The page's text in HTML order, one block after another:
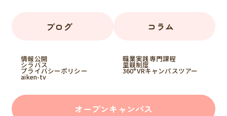
ブログ コラム
職業実践専門課程
情報公開
シラバス
プライバシーポリシー 360°VRキャンパスツアー
里親制度
aiken-tv
オープンキャンパス